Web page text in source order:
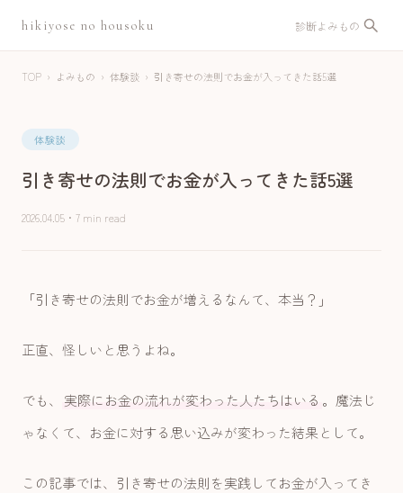
hikiyose no housoku 診断よみもの
TOP › よみもの › 体験談 › 引き寄せの法則でお金が入ってきた話5選
体験談
引き寄せの法則でお金が入ってきた話5選
2026.04.05 ・ 7 min read
「引き寄せの法則でお金が増えるなんて、本当？」
正直、怪しいと思うよね。
でも、 実際にお金の流れが変わった人たちはいる 。魔法じ
ゃなくて、お金に対する思い込みが変わった結果として。
この記事では、引き寄せの法則を実践してお金が入ってき